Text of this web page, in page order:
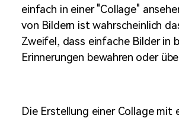
einfach in einer "Collage"
von Bildern ist wahrscheinlich
Zweifel, dass einfache Bilder in
Erinnerungen bewahren oder
Die Erstellung einer Collage